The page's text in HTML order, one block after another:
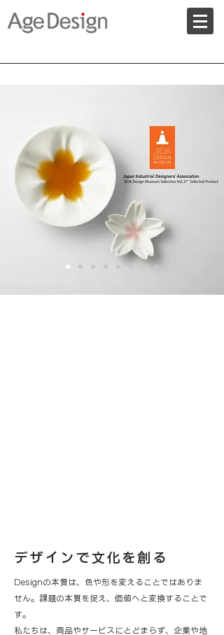
デザインで文化を創る
Designの本質は、色や形を変えることではありま
せん。課題の本質を捉え、価値へと変換することで
す。
私たちは、商品やサービスにとどまらず、企業や地